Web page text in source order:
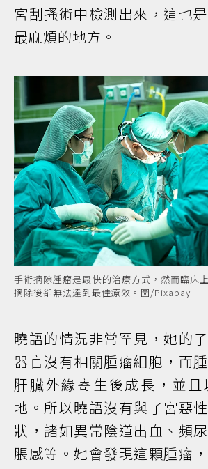
宮刮搔術中檢測出來，這也
最麻煩的地方。
手術摘除腫瘤是最快的治療方式，然而臨床
摘除後卻無法達到最佳療效。圖/Pixabay
曉語的情況非常罕見，她的
器官沒有相關腫瘤細胞，而
肝臟外緣寄生後成長，並
地。所以曉語沒有與子宮惡
狀，諸如異常陰道出血、頻
脹感等。她會發現這顆腫瘤